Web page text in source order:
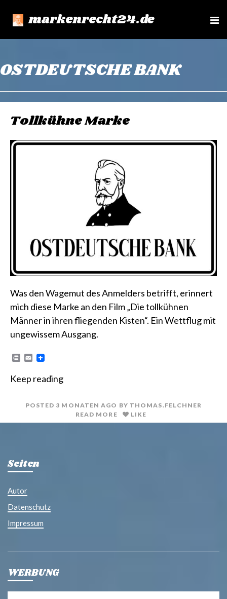
markenrecht24.de
e
OSTDEUTSCHE BANK
Tollkühne Marke
Was den Wagemut des Anmelders betrifft, erinnert
mich diese Marke an den Film „Die tollkühnen
Männer in ihren fliegenden Kisten“. Ein Wettflug mit
ungewissem Ausgang.
P
n
E
i
Keep reading
POSTED 3 MONATEN AGO BY THOMAS.FELCHNER
READ MORE
LIKE
Seiten
Autor
Datenschutz
Impressum
WERBUNG